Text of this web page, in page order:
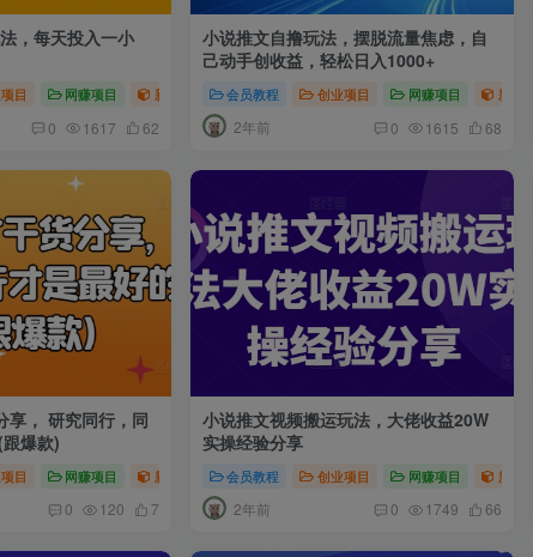
，每天投入一小
目 网赚项目 新媒体项目 网赚项目
0 1617 62
小说推文自撸玩法，摆脱流量焦虑，自
己动手创收益，轻松日入1000+
会员教程 创业项目 网赚项目 新媒
2年前 0 1615 68
享， 研究同行，同
爆款)
目 网赚项目 新媒体项目 短视频运营 网赚项目
0 120 7
小说推文视频搬运玩法，大佬收益20W
实操经验分享
会员教程 创业项目 网赚项目 新媒
2年前 0 1749 66